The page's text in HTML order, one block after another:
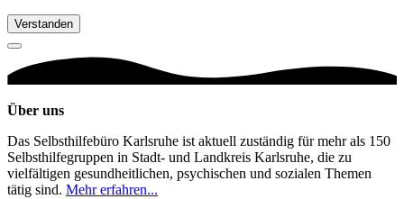
Verstanden
Über uns
Das Selbsthilfebüro Karlsruhe ist aktuell zuständig für mehr als 150
Selbsthilfegruppen in Stadt- und Landkreis Karlsruhe, die zu
vielfältigen gesundheitlichen, psychischen und sozialen Themen
tätig sind. Mehr erfahren...